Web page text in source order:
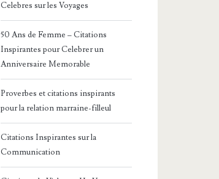
Celebres sur les Voyages
50 Ans de Femme – Citations
Inspirantes pour Celebrer un
Anniversaire Memorable
Proverbes et citations inspirants
pour la relation marraine-filleul
Citations Inspirantes sur la
Communication